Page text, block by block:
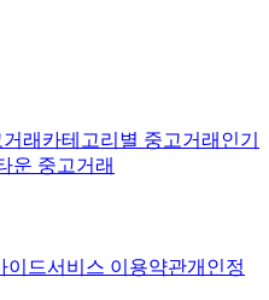
래 카테고리별 중고거래 인기
운 중고거래
이드서비스 이용약관개인정